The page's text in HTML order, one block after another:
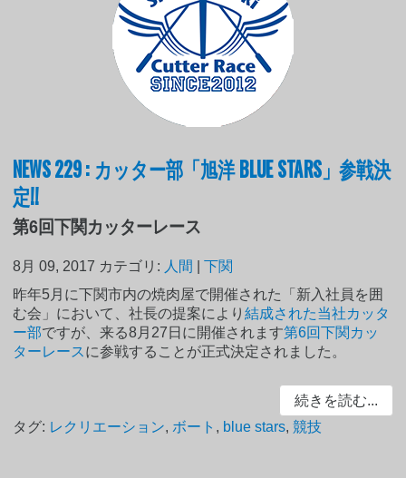
NEWS 229 : カッター部「旭洋 BLUE STARS」参戦決
定!!
第6回下関カッターレース
8月 09, 2017 カテゴリ: 人間 |下関
昨年5月に下関市内の焼肉屋で開催された「新入社員を囲
む会」において、社長の提案により結成された当社カッタ
ー部ですが、来る8月27日に開催されます第6回下関カッ
ターレースに参戦することが正式決定されました。
続きを読む...
タグ: レクリエーション, ボート , blue stars,競技